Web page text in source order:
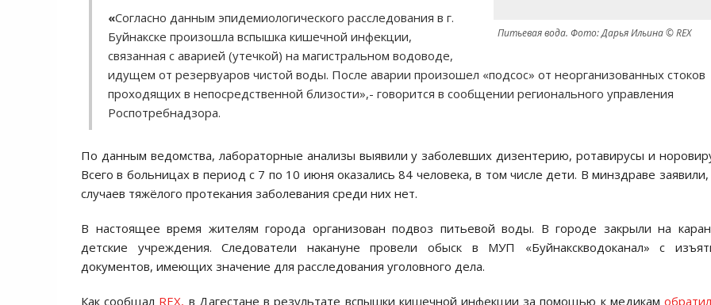
Питьевая вода. Фото: Дарья Ильина © REX
«Согласно данным эпидемиологического расследования в г.
Буйнакске произошла вспышка кишечной инфекции,
связанная с аварией (утечкой) на магистральном водоводе,
идущем от резервуаров чистой воды. После аварии произошел «подсос» от неорганизованных стоков
проходящих в непосредственной близости»,- говорится в сообщении регионального управления
Роспотребнадзора.
По данным ведомства, лабораторные анализы выявили у заболевших дизентерию, ротавирусы и
Всего в больницах в период с 7 по 10 июня оказались 84 человека, в том числе дети. В минздраве заявили,
случаев тяжёлого протекания заболевания среди них нет.
В настоящее время жителям города организован подвоз питьевой воды. В городе закрыли на
детские учреждения. Следователи накануне провели обыск в МУП «Буйнакскводоканал» с
документов, имеющих значение для расследования уголовного дела.
Как сообщал REX, в Дагестане в результате вспышки кишечной инфекции за помощью к медикам